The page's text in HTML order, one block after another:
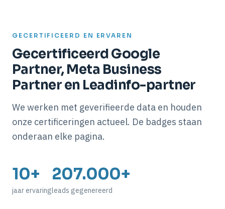
GECERTIFICEERD EN ERVAREN
Gecertificeerd Google
Partner, Meta Business
Partner en Leadinfo-partner
We werken met geverifieerde data en houden
onze certificeringen actueel. De badges staan
onderaan elke pagina.
10+
jaar ervaring
207.000+
leads gegenereerd